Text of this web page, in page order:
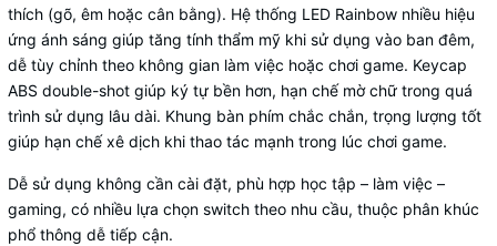
thích (gõ, êm hoặc cân bằng). Hệ thống LED Rainbow nhiều hiệu
ứng ánh sáng giúp tăng tính thẩm mỹ khi sử dụng vào ban đêm,
dễ tùy chỉnh theo không gian làm việc hoặc chơi game. Keycap
ABS double-shot giúp ký tự bền hơn, hạn chế mờ chữ trong quá
trình sử dụng lâu dài. Khung bàn phím chắc chắn, trọng lượng tốt
giúp hạn chế xê dịch khi thao tác mạnh trong lúc chơi game.
Dễ sử dụng không cần cài đặt, phù hợp học tập – làm việc –
gaming, có nhiều lựa chọn switch theo nhu cầu, thuộc phân khúc
phổ thông dễ tiếp cận.